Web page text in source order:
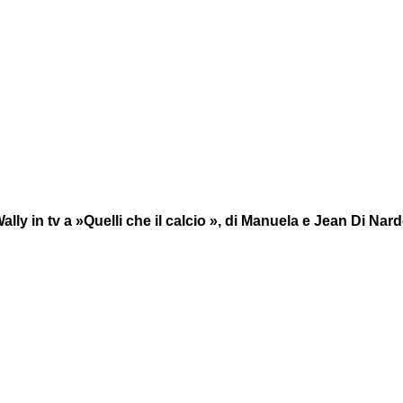
in tv a »Quelli che il calcio », di Manuela e Jean Di